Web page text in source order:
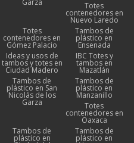
Totes
contenedores en
Nuevo Laredo
Totes
contenedores en
Gómez Palacio
Tambos de
plástico en
Ensenada
Ideas y usos de
tambos y totes en
Ciudad Madero
IBC Totes y
tambos en
Mazatlán
Tambos de
plástico en San
Nicolás de los
Garza
Tambos de
plástico en
Manzanillo
Totes
contenedores en
Oaxaca
Tambos de
plástico en
Tambos de
plástico en